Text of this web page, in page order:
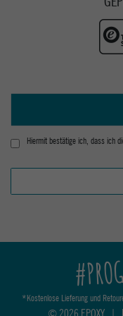
Hiermit bestätige ich, dass ich
*Kostenlose Lieferung und
© 2026 EPOXY |